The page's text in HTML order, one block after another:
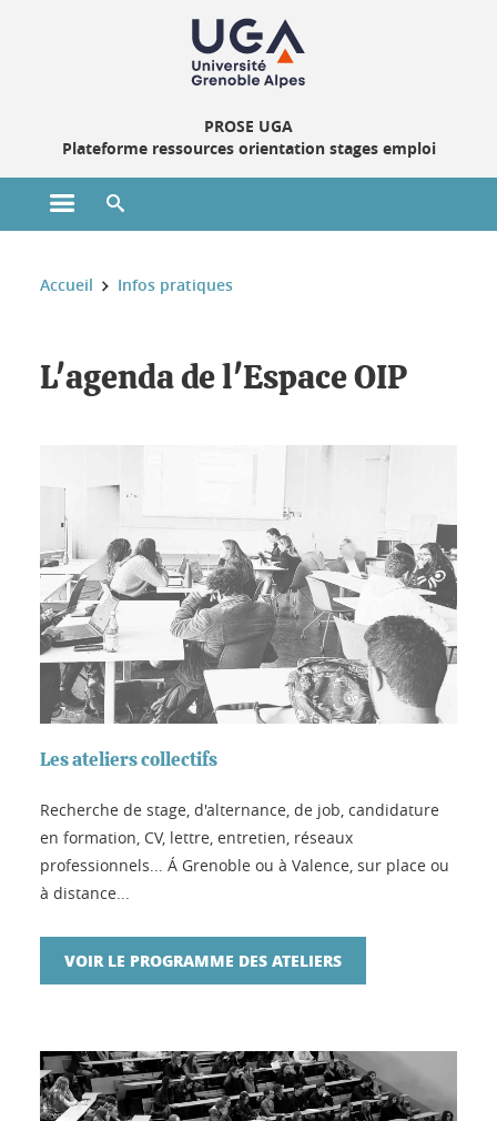
PROSE UGA
Plateforme ressources orientation stages emploi
Ouvrir le menu principal
Vous êtes ici :
Accueil Infos pratiques
Ouvrez l'œil !
L'agenda de l'Espace OIP
Les ateliers collectifs
Recherche de stage, d'alternance, de job, candidature
en formation, CV, lettre, entretien, réseaux
professionnels... Á Grenoble ou à Valence, sur place ou
à distance...
VOIR LE PROGRAMME DES ATELIERS